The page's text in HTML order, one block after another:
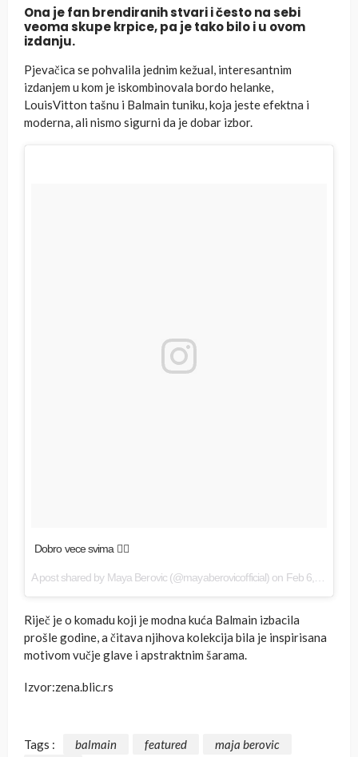
Ona je fan brendiranih stvari i često na sebi
veoma skupe krpice, pa je tako bilo i u ovom
izdanju.
Pjevačica se pohvalila jednim kežual, interesantnim
izdanjem u kom je iskombinovala bordo helanke,
LouisVitton tašnu i Balmain tuniku, koja jeste efektna i
moderna, ali nismo sigurni da je dobar izbor.
Dobro vece svima 💁‍♀️
A post shared by Maya Berovic(@mayaberovicofficial) on Feb 6, 2018 at 11:32am PST
Riječ je o komadu koji je modna kuća Balmain izbacila
prošle godine, a čitava njihova kolekcija bila je inspirisana
motivom vučje glave i apstraktnim šarama.
Izvor:zena.blic.rs
Tags : balmain featured
maja berovic